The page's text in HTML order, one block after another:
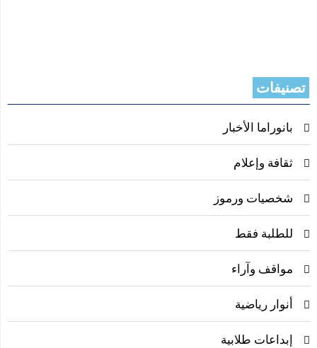
تصنيفات
بانوراما الأخبار
ثقافة وإعلام
شخصيات ورموز
للطلبة فقط
مواقف وآراء
أنوار رياضية
إبداعات طلابية